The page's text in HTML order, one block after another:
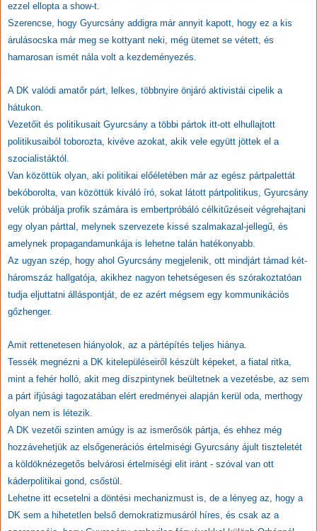
ezzel ellopta a show-t.
Szerencse, hogy Gyurcsány addigra már annyit kapott, hogy ez a kis
árulásocska már meg se kottyant neki, még ütemet se vétett, és
hamarosan ismét nála volt a kezdeményezés.
A DK valódi amatőr párt, lelkes, többnyire önjáró aktivistái cipelik a
hátukon.
Vezetőit és politikusait Gyurcsány a többi pártok itt-ott elhullajtott
politikusaiból toborozta, kivéve azokat, akik vele együtt jöttek el a
szocialistáktól.
Van közöttük olyan, aki politikai előéletében már az egész pártpalettát
bekóborolta, van közöttük kiváló író, sokat látott pártpolitikus, Gyurcsány
velük próbálja profik számára is embertpróbáló célkitűzéseit végrehajtani
egy olyan párttal, melynek szervezete kissé szalmakazal-jellegű, és
amelynek propagandamunkája is lehetne talán hatékonyabb.
Az ugyan szép, hogy ahol Gyurcsány megjelenik, ott mindjárt támad két-
háromszáz hallgatója, akikhez nagyon tehetségesen és szórakoztatóan
tudja eljuttatni álláspontját, de ez azért mégsem egy kommunikációs
gőzhenger.
Amit rettenetesen hiányolok, az a pártépítés teljes hiánya.
Tessék megnézni a DK kitelepüléseiről készült képeket, a fiatal ritka,
mint a fehér holló, akit meg díszpintynek beültetnek a vezetésbe, az sem
a párt ifjúsági tagozatában elért eredményei alapján kerül oda, merthogy
olyan nem is létezik.
A DK vezetői szinten amúgy is az ismerősök pártja, és ehhez még
hozzávehetjük az elsőgenerációs értelmiségi Gyurcsány ájult tiszteletét
a köldöknézegetős belvárosi értelmiségi elit iránt - szóval van ott
káderpolitikai gond, csőstül.
Lehetne itt ecsetelni a döntési mechanizmust is, de a lényeg az, hogy a
DK sem a hihetetlen belső demokratizmusáról híres, és csak az a